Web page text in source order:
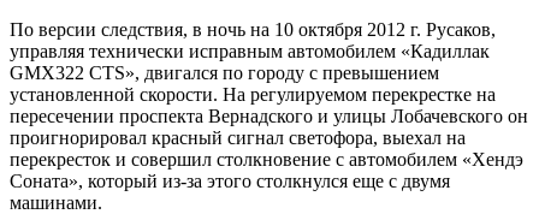
По версии следствия, в ночь на 10 октября 2012 г. Русаков,
управляя технически исправным автомобилем «Кадиллак
GMX322 CTS», двигался по городу с превышением
установленной скорости. На регулируемом перекрестке на
пересечении проспекта Вернадского и улицы Лобачевского он
проигнорировал красный сигнал светофора, выехал на
перекресток и совершил столкновение с автомобилем «Хендэ
Соната», который из-за этого столкнулся еще с двумя
машинами.